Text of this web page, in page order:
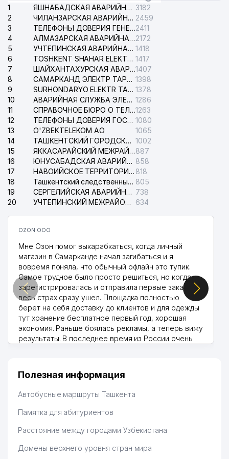
1
ЯШНАБАДСКАЯ АВАРИЙНАЯ СЛУЖБА ЭЛЕКТРОСЕТИ 3182
2
ЧИЛАНЗАРСКАЯ АВАРИЙНАЯ СЛУЖБА ЭЛЕКТРОСЕТИ 2459
3
ТЕЛЕФОНЫ ДОВЕРИЯ ГЕНЕРАЛЬНОЙ ПРОКУРАТУРЫ РЕСПУБЛИКИ УЗБЕКИСТАН2411
4
АЛМАЗАРСКАЯ АВАРИЙНАЯ СЛУЖБА ЭЛЕКТРОСЕТИ2172
5
УЧТЕПИНСКАЯ АВАРИЙНАЯ СЛУЖБА ЭЛЕКТРОСЕТИ 1418
6
TOSHKENT SHAHAR ELEKTR TARMOQLARI KORXONASI АО 1417
7
ШАЙХАНТАХУРСКАЯ АВАРИЙНАЯ СЛУЖБА ЭЛЕКТРОСЕТИ1407
8
САМАРКАНД ЭЛЕКТР ТАРМОКЛАРИ АО 1398
9
SURHONDARYO ELEKTR TARMOKLARI АО 1378
10
АВАРИЙНАЯ СЛУЖБА ЭЛЕКТРОСЕТИ ТАШКЕНТСКОГО РАЙОНА 1286
11
СПРАВОЧНОЕ БЮРО О ТЕЛЕФОНАХ ОРГАНИЗАЦИЙ г. ТАШКЕНТА1263
12
ТЕЛЕФОНЫ ДОВЕРИЯ ГОСУДАРСТВЕННОГО ЦЕНТРА ТЕСТИРОВАНИЯ 1080
13
O'ZBEKTELEKOM АО
1065
14
ТАШКЕНТСКИЙ ГОРОДСКОЙ СУД ПО ГРАЖДАНСКИМ ДЕЛАМ 1002
15
ЯККАСАРАЙСКИЙ МЕЖРАЙОННЫЙ СУД ПО ГРАЖДАНСКИМ ДЕЛАМ887
16
ЮНУСАБАДСКАЯ АВАРИЙНАЯ СЛУЖБА ЭЛЕКТРОСЕТИ 858
17
НАВОИЙСКОЕ ТЕРРИТОРИАЛЬНОЕ ПРЕДПРИЯТИЕ ЭЛЕКТРОСЕТИ АО 818
18
Ташкентский следственный изолятор 805
19
СЕРГЕЛИЙСКАЯ АВАРИЙНАЯ СЛУЖБА ЭЛЕКТРОСЕТИ 738
20
УЧТЕПИНСКИЙ МЕЖРАЙОННЫЙ СУД ПО ГРАЖДАНСКИМ ДЕЛАМ 634
OZON ООО
Мне Озон помог выкарабкаться, когда личный
магазин в Самарканде начал загибаться и я
вовремя поняла, что обычный офлайн это тупик.
Самое трудное было просто решиться, но когда
зарегистрировалась и отправила первые заказы,
весь страх сразу ушел. Площадка полностью
берет на себя доставку до клиентов и для одежды
тут хранение бесплатное первый год, хорошая
экономия. Раньше боялась рекламы, а теперь вижу
результаты. В последнее время из России очень
Hamida 03.08.2026 12:45:39
Полезная информация
Автобусные маршруты Ташкента
Памятка для абитуриентов
Расстояние между городами Узбекистана
Домены верхнего уровня стран мира